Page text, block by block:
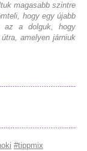
magasabb szintre
hogy egy újabb
az a dolguk, hogy
amelyen járniuk
#tippmix